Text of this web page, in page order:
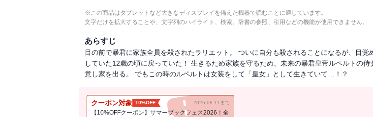
※この商品はタブレットなど大きなディスプレイを備えた機器で読むことに適しています。
文字だけを拡大することや、文字列のハイライト、検索、辞書の参照、引用などの機能が使用できません。
あらすじ
目の前で暴君に家族全員を殺されたラリエット。 ついに自分も殺されることになるが、目覚
していた12歳の頃に戻っていた！ 生きるため家族を守るため、未来の暴君皇帝ルペルトの侍
意し家を出る。 でもこの時のルペルトは女装をして「皇女」として生きていて…！？
クーポン対象 10%OFF 2026.08.11まで
【10%OFFクーポン】サマーブックフェス2026！全